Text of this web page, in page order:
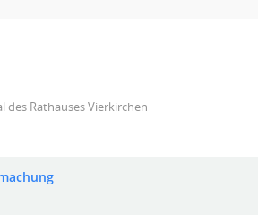
des Rathauses Vierkirchen